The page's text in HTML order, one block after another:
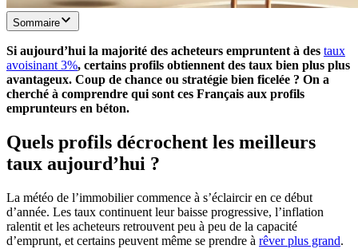
Sommaire
Si aujourd’hui la majorité des acheteurs empruntent à des taux
avoisinant 3%, certains profils obtiennent des taux bien plus plus
avantageux. Coup de chance ou stratégie bien ficelée ? On a
cherché à comprendre qui sont ces Français aux profils
emprunteurs en béton.
Quels profils décrochent les meilleurs
taux aujourd’hui ?
La météo de l’immobilier commence à s’éclaircir en ce début
d’année. Les taux continuent leur baisse progressive, l’inflation
ralentit et les acheteurs retrouvent peu à peu de la capacité
d’emprunt, et certains peuvent même se prendre à rêver plus grand.